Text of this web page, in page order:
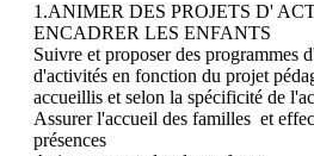
1.ANIMER DES PROJETS D'
ENCADRER LES ENFANTS
Suivre et proposer des programmes
d'activités en fonction du projet
accueillis et selon la spécificité de
Assurer l'accueil des familles  et
présences